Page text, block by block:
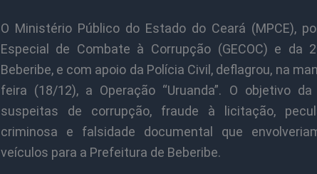
O Ministério Público do Estado do Ceará (MPCE),
Especial de Combate à Corrupção (GECOC) e da
Beberibe, e com apoio da Polícia Civil, deflagrou, na
feira (18/12), a Operação “Uruanda”. O objetivo
suspeitas de corrupção, fraude à licitação,
criminosa e falsidade documental que
veículos para a Prefeitura de Beberibe.